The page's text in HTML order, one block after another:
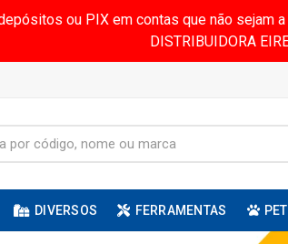
ou PIX em contas que não sejam
DISTRIBUIDORA
DIVERSOS FERRAMENTAS PET